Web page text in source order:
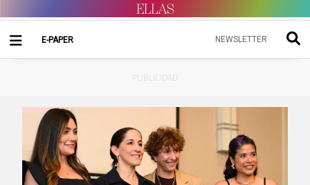
E-PAPER NEWSLETTER
PUBLICIDAD